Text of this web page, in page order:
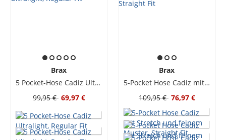
Brax
5 Pocket-Hose Cadiz Ultralight, Regular Fit
99,95 € 69,97 €
Brax
5-Pocket Hose Cadiz mit Stretch und feinem Muster, Straight Fit
109,95 € 76,97 €